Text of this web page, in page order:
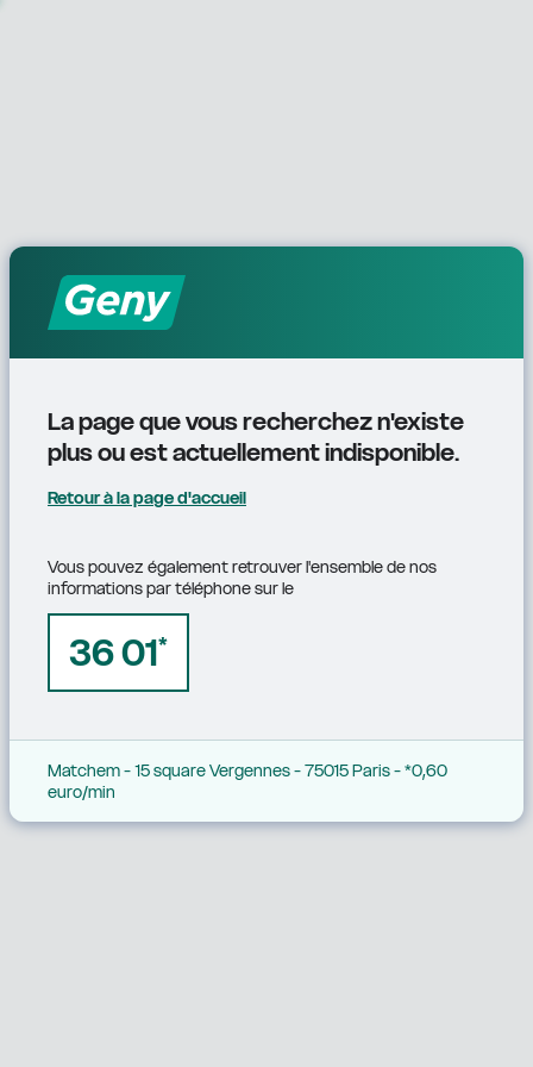
La page que vous recherchez n'existe
plus ou est actuellement indisponible.
Retour à la page d'accueil
Vous pouvez également retrouver l'ensemble de nos
informations par téléphone sur le
36 01*
Matchem - 15 square Vergennes - 75015 Paris - *0,60
euro/min